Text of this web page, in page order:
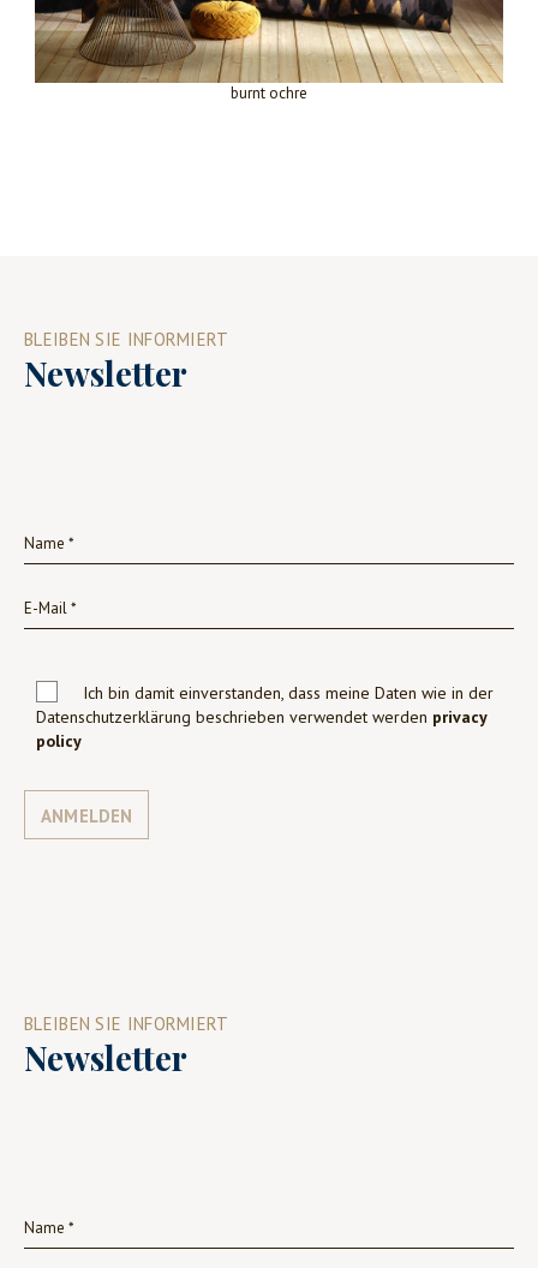
burnt ochre
BLEIBEN SIE INFORMIERT
Newsletter
Ich bin damit einverstanden, dass meine Daten wie in der
Datenschutzerklärung beschrieben verwendet werden privacy
policy
ANMELDEN
BLEIBEN SIE INFORMIERT
Newsletter